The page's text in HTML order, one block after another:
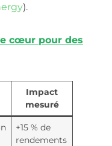
).
cœur pour des
Impact
mesuré
+15 % de
rendements